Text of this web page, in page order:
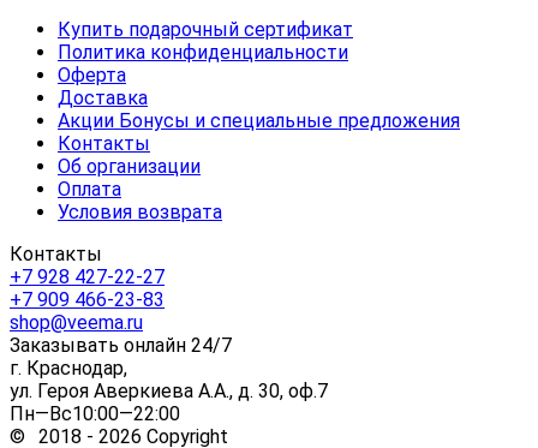
Купить подарочный сертификат
Политика конфиденциальности
Оферта
Доставка
Акции Бонусы и специальные предложения
Контакты
Об организации
Оплата
Условия возврата
Контакты
+7 928 427-22-27
+7 909 466-23-83
shop@veema.ru
Заказывать онлайн 24/7
г. Краснодар,
ул. Героя Аверкиева А.А., д. 30, оф.7
Пн—Вс10:00—22:00
© 2018 - 2026 Copyright